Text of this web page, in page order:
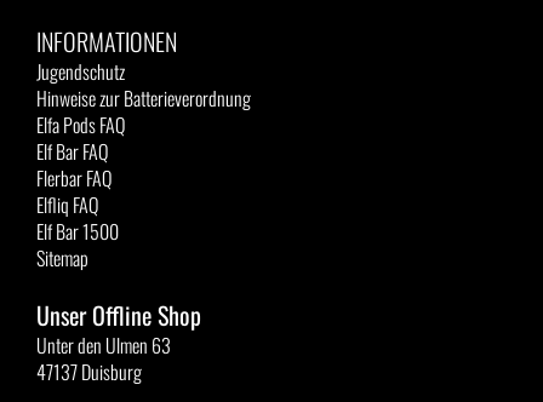
INFORMATIONEN
Jugendschutz
Hinweise zur Batterieverordnung
Elfa Pods FAQ
Elf Bar FAQ
Flerbar FAQ
Elfliq FAQ
Elf Bar 1500
Sitemap
Unser Offline Shop
Unter den Ulmen 63
47137 Duisburg